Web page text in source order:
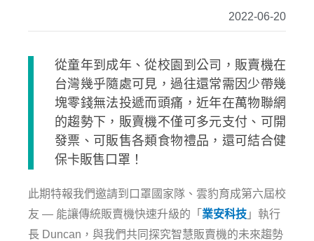
2022-06-20
從童年到成年、從校園到公司，販賣機在
台灣幾乎隨處可見，過往還常需因少帶幾
塊零錢無法投遞而頭痛，近年在萬物聯網
的趨勢下，販賣機不僅可多元支付、可開
發票、可販售各類食物禮品，還可結合健
保卡販售口罩！
此期特報我們邀請到口罩國家隊、雲豹育成第六屆校
友 — 能讓傳統販賣機快速升級的「 業安科技 」執行
長 Duncan，與我們共同探究智慧販賣機的未來趨勢